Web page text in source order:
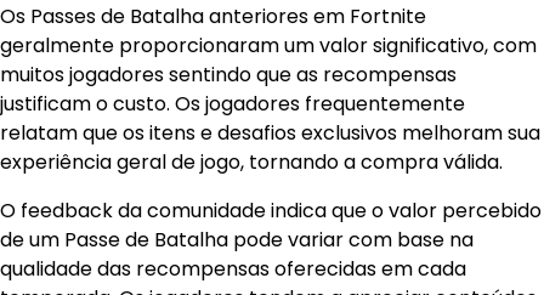
Os Passes de Batalha anteriores em Fortnite
geralmente proporcionaram um valor significativo, com
muitos jogadores sentindo que as recompensas
justificam o custo. Os jogadores frequentemente
relatam que os itens e desafios exclusivos melhoram sua
experiência geral de jogo, tornando a compra válida.
O feedback da comunidade indica que o valor percebido
de um Passe de Batalha pode variar com base na
qualidade das recompensas oferecidas em cada